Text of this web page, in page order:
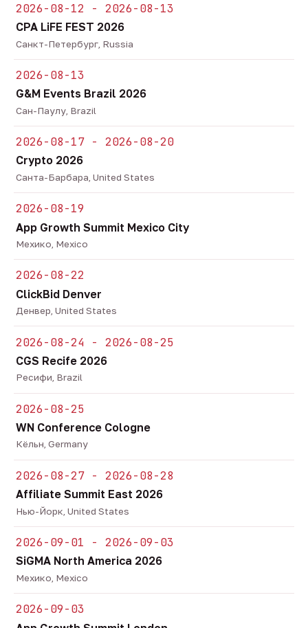
2026-08-12 - 2026-08-13
CPA LiFE FEST 2026
Санкт-Петербург, Russia
2026-08-13
G&M Events Brazil 2026
Сан-Паулу, Brazil
2026-08-17 - 2026-08-20
Crypto 2026
Санта-Барбара, United States
2026-08-19
App Growth Summit Mexico City
Мехико, Mexico
2026-08-22
ClickBid Denver
Денвер, United States
2026-08-24 - 2026-08-25
CGS Recife 2026
Ресифи, Brazil
2026-08-25
WN Conference Cologne
Кёльн, Germany
2026-08-27 - 2026-08-28
Affiliate Summit East 2026
Нью-Йорк, United States
2026-09-01 - 2026-09-03
SiGMA North America 2026
Мехико, Mexico
2026-09-03